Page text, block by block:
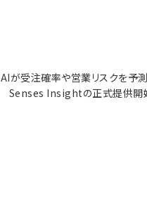
AIが受注確率や営業リスクを予測
Senses Insightの正式提供開